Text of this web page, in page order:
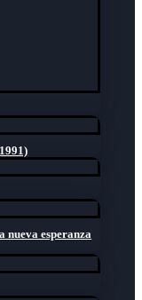
nueva esperanza